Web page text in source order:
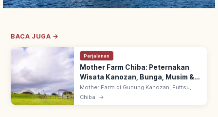
BACA JUGA →
Perjalanan
Mother Farm Chiba: Peternakan
Wisata Kanozan, Bunga, Musim &
Spot Foto
Mother Farm di Gunung Kanozan, Futtsu,
Chiba: peternakan wisata dengan
Chiba →